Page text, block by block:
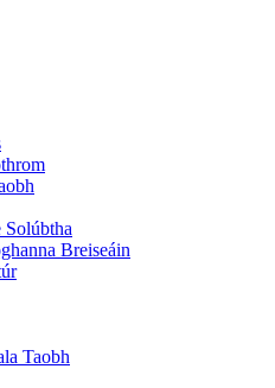
Solúbtha
Breiseáin
Taobh